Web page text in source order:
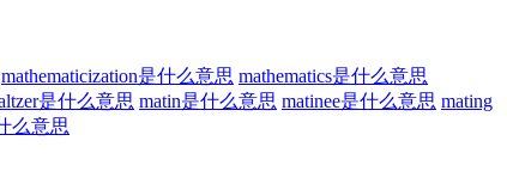
mathematicization是什么意思 mathematics是什么意思
是什么意思 matin是什么意思 matinee是什么意思 mating
么意思